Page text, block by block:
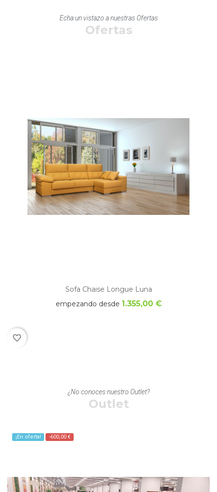
Echa un vistazo a nuestras Ofertas
Ofertas
Sofa Chaise Longue Luna
empezando desde 1.355,00 €
favorite_border
¿No conoces nuestro Outlet?
Outlet
¡En oferta! -600,00 €